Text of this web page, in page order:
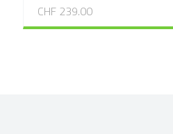
CHF 239.00